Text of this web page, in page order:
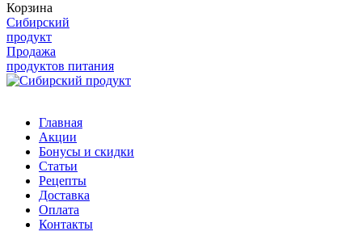
Корзина
Сибирский
продукт
Продажа
продуктов питания
Главная
Акции
Бонусы и скидки
Статьи
Рецепты
Доставка
Оплата
Контакты